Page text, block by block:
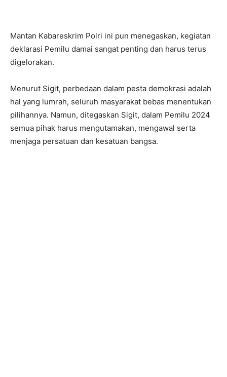
Mantan Kabareskrim Polri ini pun menegaskan, kegiatan
deklarasi Pemilu damai sangat penting dan harus terus
digelorakan.
Menurut Sigit, perbedaan dalam pesta demokrasi adalah
hal yang lumrah, seluruh masyarakat bebas menentukan
pilihannya. Namun, ditegaskan Sigit, dalam Pemilu 2024
semua pihak harus mengutamakan, mengawal serta
menjaga persatuan dan kesatuan bangsa.